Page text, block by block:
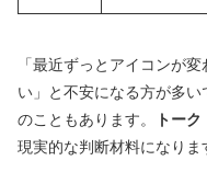
「最近ずっとアイコンが
い」と不安になる方が多
のこともあります。
トー
現実的な判断材料になりま